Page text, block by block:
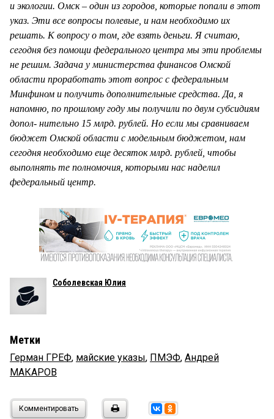
и экологии. Омск – один из городов, которые попали в этот
указ. Эти все вопросы полевые, и нам необходимо их
решать. К вопросу о том, где взять деньги. Я считаю,
сегодня без помощи федерального центра мы эти проблемы
не решим. Задача у министерства финансов Омской
области проработать этот вопрос с федеральным
Минфином и получить дополнительные средства. Да, я
напомню, по прошлому году мы получили по двум субсидиям
допол- нительно 15 млрд. рублей. Но если мы сравниваем
бюджет Омской области с модельным бюджетом, нам
сегодня необходимо еще десяток млрд. рублей, чтобы
выполнять те полномочия, которыми нас наделил
федеральный центр.
Соболевская Юлия
Метки
Герман ГРЕФ, майские указы, ПМЭФ, Андрей
МАКАРОВ
Комментировать